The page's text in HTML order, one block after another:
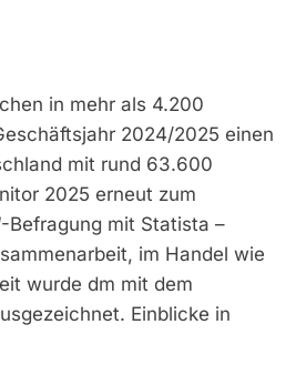
in mehr als 4.200
2024/2025 einen
mit rund 63.600
2025 erneut zum
Befragung mit Statista –
im Handel wie
wurde dm mit dem
Einblicke in